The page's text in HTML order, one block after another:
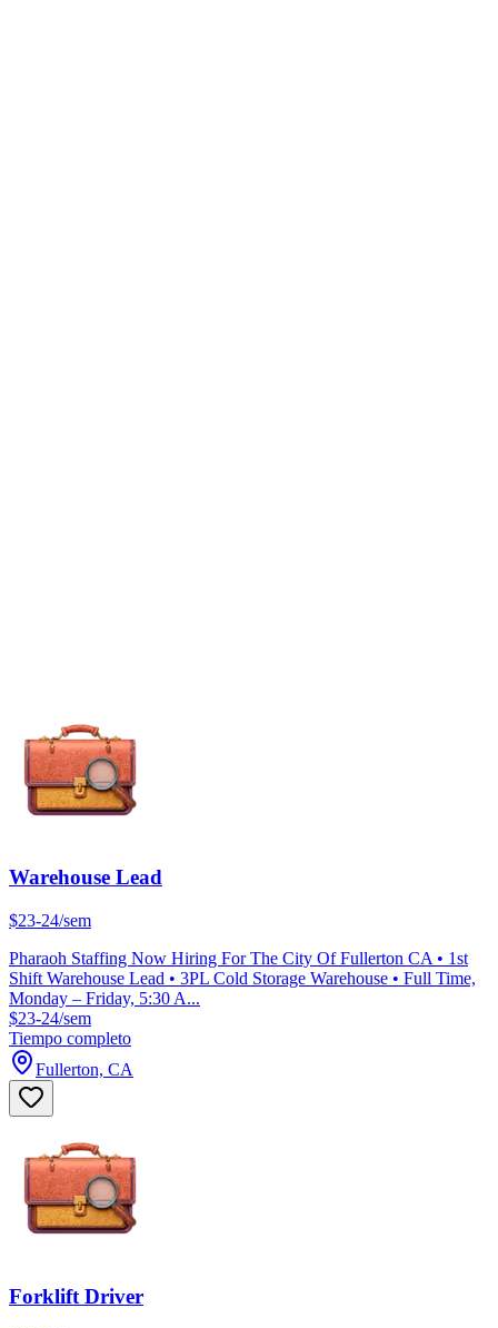
Warehouse Lead
$23-24/sem
Pharaoh Staffing Now Hiring For The City Of Fullerton CA • 1st
Shift Warehouse Lead • 3PL Cold Storage Warehouse • Full Time,
Monday – Friday, 5:30 A...
$23-24/sem
Tiempo completo
Fullerton, CA
Forklift Driver